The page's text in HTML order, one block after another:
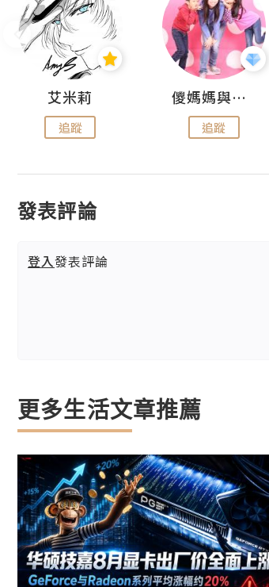
艾米莉
追蹤
儍媽媽與兩隻小魔怪之家
追蹤
發表評論
登入發表評論
更多生活文章推薦